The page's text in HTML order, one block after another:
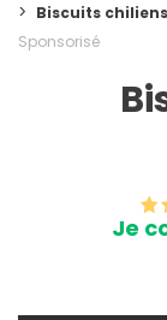
Biscuits
Sponsorisé
Je